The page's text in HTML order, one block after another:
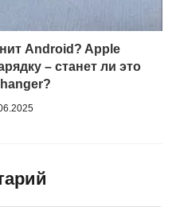
Android? Apple
– станет ли это